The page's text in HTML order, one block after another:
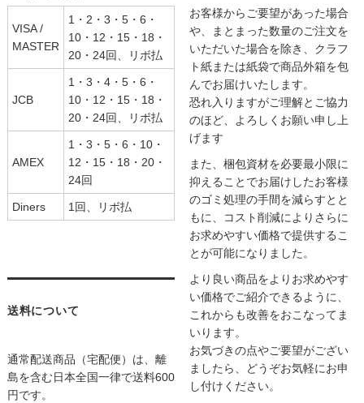
VISA /
MASTER
1・2・3・5・6・
10・12・15・18・
20・24回、リボ払
JCB
1・3・4・5・6・
10・12・15・18・
20・24回、リボ払
AMEX
1・3・5・6・10・
12・15・18・20・
24回
Diners 1回、リボ払
送料について
通常配送商品（宅配便）は、離
島を含む日本全国一律で送料600
円です。
お客様からご要望があった場合
や、まとまった数量のご注文を
いただいた場合を除き、クラフ
ト紙または紙袋で商品外箱を包
んでお届けいたします。
恐れ入りますがご理解とご協力
のほど、よろしくお願い申し上
げます
また、梱包資材を必要最小限に
抑えることでお届けしたお客様
のゴミ処理の手間を減らすとと
もに、コスト削減によりさらに
お求めやすい価格で提供するこ
とが可能になりました。
より良い商品をよりお求めやす
い価格でご紹介できるように、
これからも改善をおこなってま
いります。
お気づきの点やご要望がござい
ましたら、どうぞお気軽にお申
し付けください。